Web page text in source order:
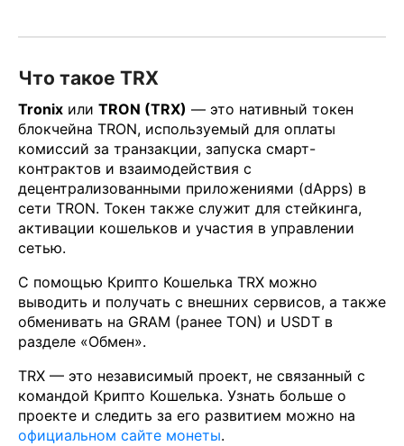
Что такое TRX
Tronix или TRON (TRX) — это нативный токен
блокчейна TRON, используемый для оплаты
комиссий за транзакции, запуска смарт-
контрактов и взаимодействия с
децентрализованными приложениями (dApps) в
сети TRON. Токен также служит для стейкинга,
активации кошельков и участия в управлении
сетью.
С помощью Крипто Кошелька TRX можно
выводить и получать с внешних сервисов, а также
обменивать на GRAM (ранее TON) и USDT в
разделе «Обмен».
TRX — это независимый проект, не связанный с
командой Крипто Кошелька. Узнать больше о
проекте и следить за его развитием можно на
официальном сайте монеты.